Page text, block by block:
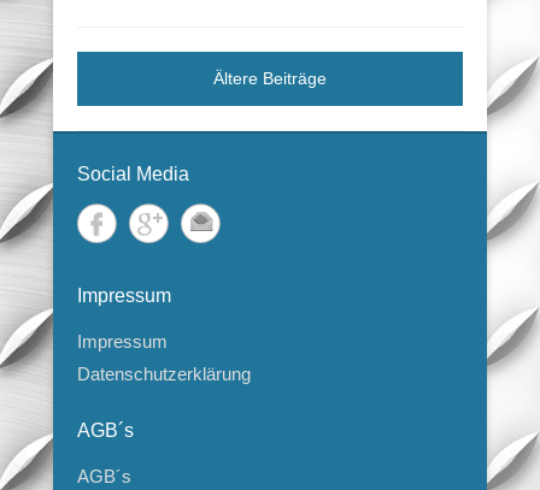
Ältere Beiträge
Social Media
Impressum
Impressum
Datenschutzerklärung
AGB´s
AGB´s